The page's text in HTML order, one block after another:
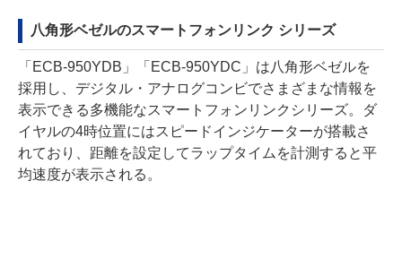
八角形ベゼルのスマートフォンリンク シリーズ
「ECB-950YDB」「ECB-950YDC」は八角形ベゼルを
採用し、デジタル・アナログコンビでさまざまな情報を
表示できる多機能なスマートフォンリンクシリーズ。ダ
イヤルの4時位置にはスピードインジケーターが搭載さ
れており、距離を設定してラップタイムを計測すると平
均速度が表示される。